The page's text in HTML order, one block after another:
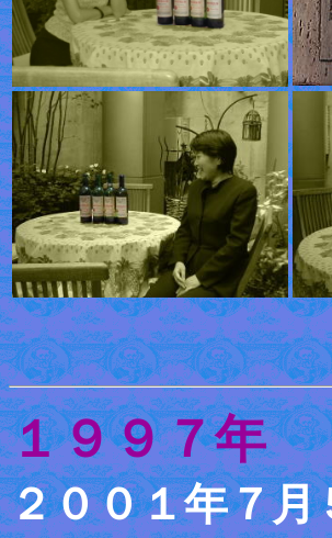
１９９７年
２００１年７